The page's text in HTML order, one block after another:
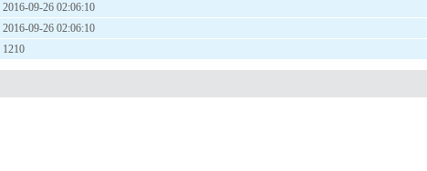
2016-09-26 02:06:10
2016-09-26 02:06:10
1210